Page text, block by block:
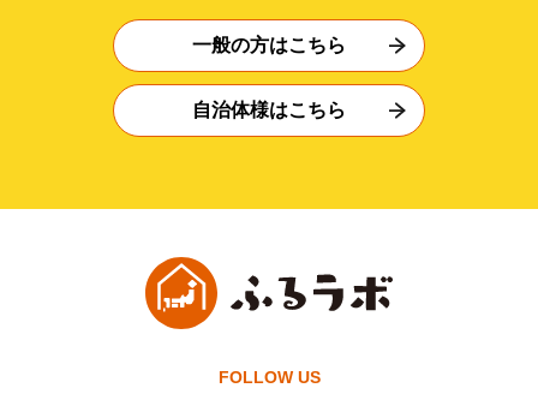
一般の方はこちら
自治体様はこちら
FOLLOW US